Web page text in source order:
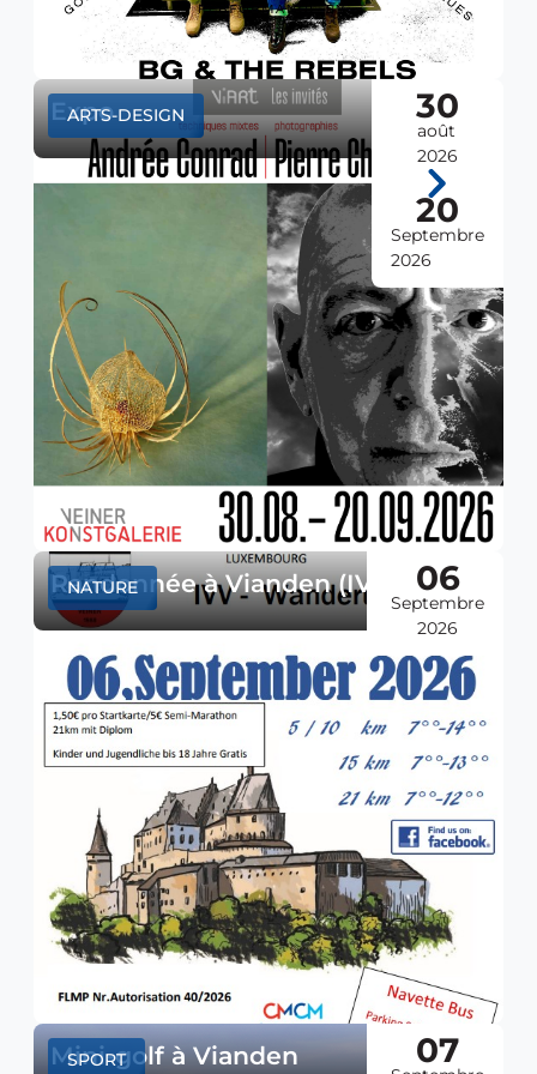
Expo
ARTS-DESIGN 30
août
2026
20
Septembre
2026
Randonnée à Vianden (IVV)
NATURE 06
Septembre
2026
Mini-golf à Vianden
SPORT 07